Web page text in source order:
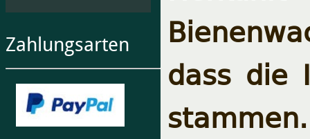
Zahlungsarten
dass die
stammen.